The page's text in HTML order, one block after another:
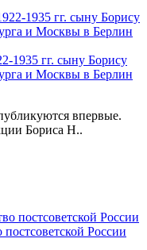
1935 гг. сыну Борису
и Москвы в Берлин
впервые.
Бориса Н..
России